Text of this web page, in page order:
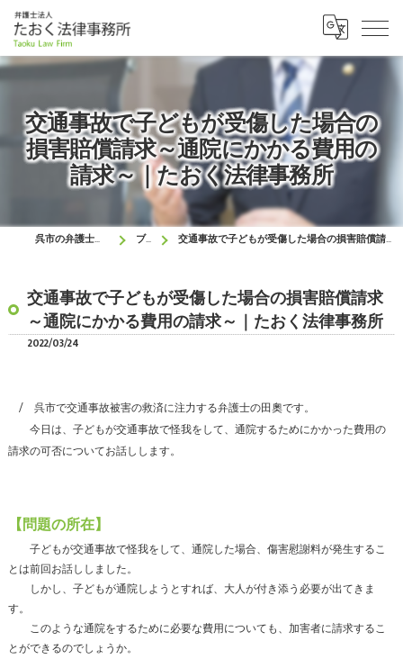
交通事故で子どもが受傷した場合の
損害賠償請求～通院にかかる費用の
請求～｜たおく法律事務所
呉市の弁護士はたおく法律事務所 ブログ 交通事故で子どもが受傷した場合の損害賠償請求～通院にかかる費用の請求～｜たおく法律事務所
交通事故で子どもが受傷した場合の損害賠償請求
～通院にかかる費用の請求～｜たおく法律事務所
2022/03/24
呉市で交通事故被害の救済に注力する弁護士の田奧です。
今日は、子どもが交通事故で怪我をして、通院するためにかかった費用の
請求の可否についてお話しします。
【問題の所在】
子どもが交通事故で怪我をして、通院した場合、傷害慰謝料が発生するこ
とは前回お話ししました。
しかし、子どもが通院しようとすれば、大人が付き添う必要が出てきま
す。
このような通院をするために必要な費用についても、加害者に請求するこ
とができるのでしょうか。